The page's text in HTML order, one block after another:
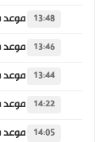
13:48
13:46
13:44
14:22
14:05